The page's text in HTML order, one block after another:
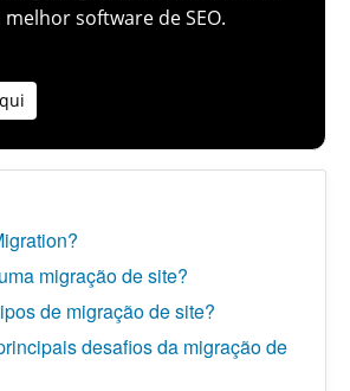
melhor software de SEO.
migração de site?
de migração de site?
desafios da migração de